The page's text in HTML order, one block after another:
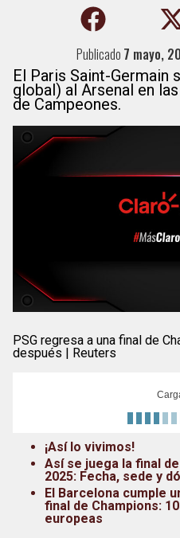
Publicado 7 mayo,
El Paris Saint-Germain
global) al Arsenal en
de Campeones.
PSG regresa a una final de
después | Reuters
¡Así lo vivimos!
Así se juega la final
2025: Fecha, sede y
El Barcelona cumple
final de Champions:
europeas